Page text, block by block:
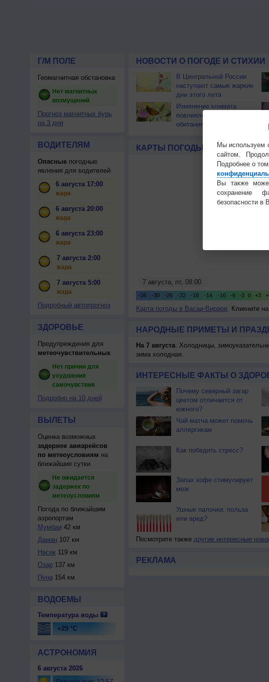
Г/М ПОЛЕ
Геомагнитная обстановка
Нет магнитных
возмущений
Прогноз магнитных бурь
на 3 дня
ВОДИТЕЛЯМ
Опасныепогодные
явления для водителей
6 августа 17:00
жара
6 августа 20:00
жара
6 августа 23:00
жара
7 августа 2:00
жара
7 августа 5:00
жара
Подробный автопрогноз
ЗДОРОВЬЕ
Предупреждения для
метеочувствительных
Нет причин для
ухудшения
самочувствия
Подробно на 10 дней
ВЫЛЕТЫ
Оценка возможных
задержек авиарейсов
по метеоусловиям на
ближайшие сутки
Не ожидается
задержек по
метеоусловиям
Погода по ближайшим
аэропортам
Мумбаи 42 км
Даман 107 км
Насик119 км
Озар137 км
Пуна154 км
ВОДОЕМЫ
Температура воды
+29 °C
АСТРОНОМИЯ
6 августа 2026
НОВОСТИ О ПОГОДЕ И СТИХИИ
В Центральной России
наступают самые жаркие
дни этого лета
Изменение климата
повлияло на ареал
обитания бабочек
КАРТЫ ПОГОДЫ
Карта погоды в Васаи-Вираре. Кликните
НАРОДНЫЕ ПРИМЕТЫ И
На 7 августа: Холодницы,
зима холодная.
ИНТЕРЕСНЫЕ ФАКТЫ О
Почему северный загар
цветом отличается от
южного?
Чай матча может помочь
аллергикам
Как победить стресс?
Запах кофе стимулирует
мозг
Ушные палочки: польза
или вред?
Посмотрите также другие интересные
РЕКЛАМА
Мы используем
сайтом.
Подробнее о
Вы также
сохранение
безопасности в